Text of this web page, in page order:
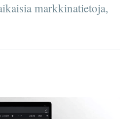
markkinatietoja,